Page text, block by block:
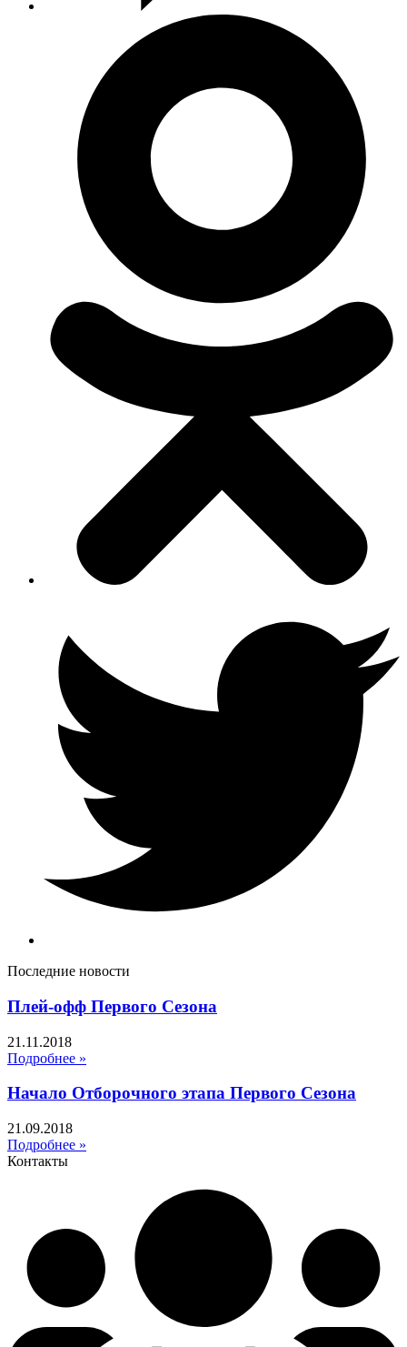
Последние новости
Плей-офф Первого Сезона
21.11.2018
Подробнее »
Начало Отборочного этапа Первого Сезона
21.09.2018
Подробнее »
Контакты